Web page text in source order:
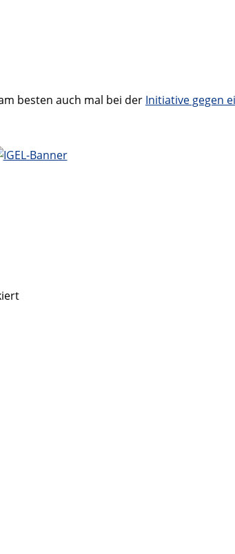
besten auch mal bei der Initiative gegen